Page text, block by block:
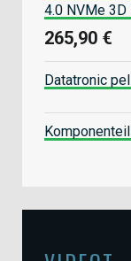
4.0 NVMe 3D
265,90 €
Datatronic